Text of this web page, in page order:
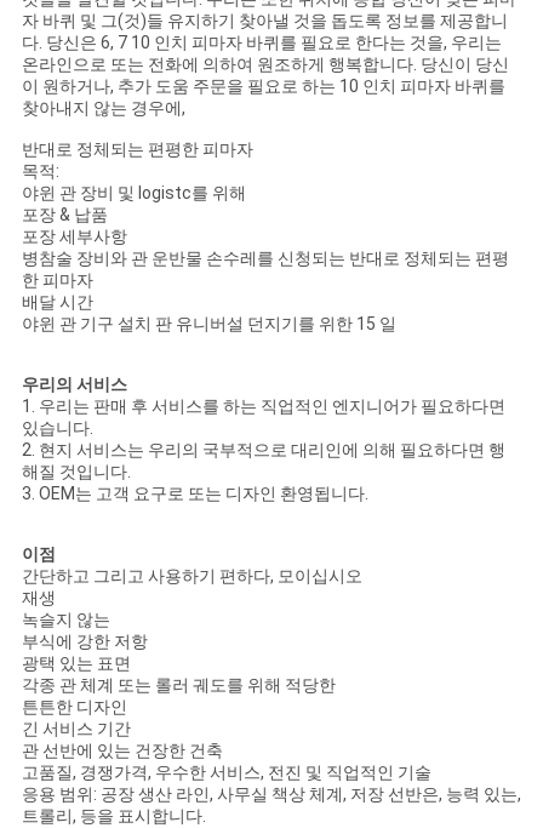
자 바퀴 및 그(것)들 유지하기 찾아낼 것을 돕도록 정보를 제공합니
다. 당신은 6, 7 10 인치 피마자 바퀴를 필요로 한다는 것을, 우리는
온라인으로 또는 전화에 의하여 원조하게 행복합니다. 당신이 당신
이 원하거나, 추가 도움 주문을 필요로 하는 10 인치 피마자 바퀴를
찾아내지 않는 경우에,
반대로 정체되는 편평한 피마자
목적:
야윈 관 장비 및 logistc를 위해
포장 & 납품
포장 세부사항
병참술 장비와 관 운반물 손수레를 신청되는 반대로 정체되는 편평
한 피마자
배달 시간
야윈 관 기구 설치 판 유니버설 던지기를 위한 15 일
우리의 서비스
1. 우리는 판매 후 서비스를 하는 직업적인 엔지니어가 필요하다면
있습니다.
2. 현지 서비스는 우리의 국부적으로 대리인에 의해 필요하다면 행
해질 것입니다.
3. OEM는 고객 요구로 또는 디자인 환영됩니다.
이점
간단하고 그리고 사용하기 편하다, 모이십시오
재생
녹슬지 않는
부식에 강한 저항
광택 있는 표면
각종 관 체계 또는 롤러 궤도를 위해 적당한
튼튼한 디자인
긴 서비스 기간
관 선반에 있는 건장한 건축
고품질, 경쟁가격, 우수한 서비스, 전진 및 직업적인 기술
응용 범위: 공장 생산 라인, 사무실 책상 체계, 저장 선반은, 능력 있는,
트롤리, 등을 표시합니다.